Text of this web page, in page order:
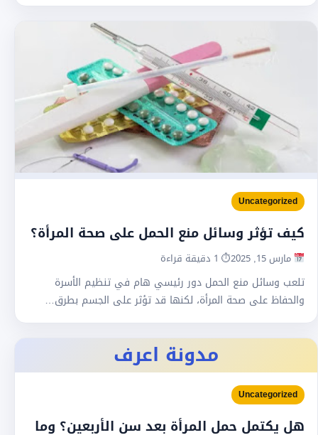
Uncategorized
كيف تؤثر وسائل منع الحمل على صحة المرأة؟
مارس 15, 2025 ⏱ 1 دقيقة قراءة
تلعب وسائل منع الحمل دور رئيسي هام في تنظيم الأسرة
والحفاظ على صحة المرأة، لكنها قد تؤثر على الجسم بطرق…
مدونة اعرف
Uncategorized
هل يكتمل حمل المرأة بعد سن الأربعين؟ وما